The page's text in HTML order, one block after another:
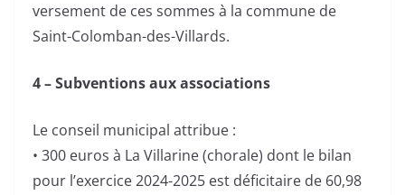
versement de ces sommes à la commune de
Saint-Colomban-des-Villards.
4 – Subventions aux associations
Le conseil municipal attribue :
• 300 euros à La Villarine (chorale) dont le bilan
pour l’exercice 2024-2025 est déficitaire de 60,98